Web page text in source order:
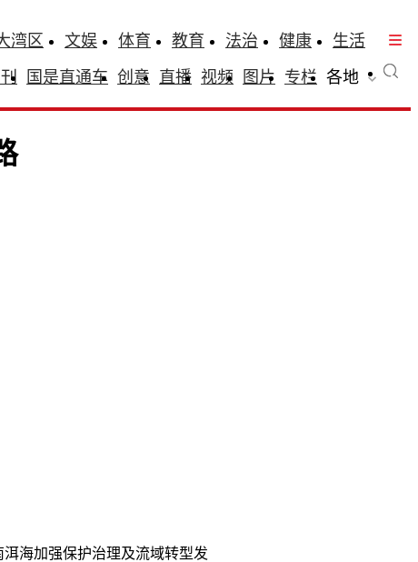
湾区 文娱 体育 教育 法治 健康
生活
国是直通车 创意 直播 视频 图片 专栏 各地
海加强保护治理及流域转型发